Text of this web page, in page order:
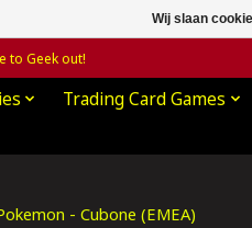
to Geek out!
Trading Card Games
- Cubone (EMEA)
Wij slaan